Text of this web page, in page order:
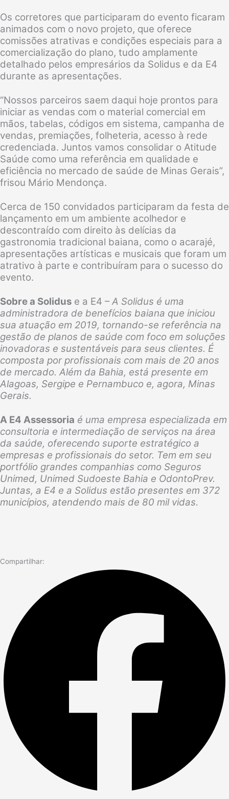
Os corretores que participaram do evento ficaram
animados com o novo projeto, que oferece
comissões atrativas e condições especiais para a
comercialização do plano, tudo amplamente
detalhado pelos empresários da Solidus e da E4
durante as apresentações.
“Nossos parceiros saem daqui hoje prontos para
iniciar as vendas com o material comercial em
mãos, tabelas, códigos em sistema, campanha de
vendas, premiações, folheteria, acesso à rede
credenciada. Juntos vamos consolidar o Atitude
Saúde como uma referência em qualidade e
eficiência no mercado de saúde de Minas Gerais”,
frisou Mário Mendonça.
Cerca de 150 convidados participaram da festa de
lançamento em um ambiente acolhedor e
descontraído com direito às delícias da
gastronomia tradicional baiana, como o acarajé,
apresentações artísticas e musicais que foram um
atrativo à parte e contribuíram para o sucesso do
evento.
Sobre a Solidus e a E4 –A Solidus é uma
administradora de benefícios baiana que iniciou
sua atuação em 2019, tornando-se referência na
gestão de planos de saúde com foco em soluções
inovadoras e sustentáveis para seus clientes. É
composta por profissionais com mais de 20 anos
de mercado. Além da Bahia, está presente em
Alagoas, Sergipe e Pernambuco e, agora, Minas
Gerais.
A E4 Assessoria é uma empresa especializada em
consultoria e intermediação de serviços na área
da saúde, oferecendo suporte estratégico a
empresas e profissionais do setor. Tem em seu
portfólio grandes companhias como Seguros
Unimed, Unimed Sudoeste Bahia e OdontoPrev.
Juntas, a E4 e a Solidus estão presentes em 372
municípios, atendendo mais de 80 mil vidas.
Compartilhar: